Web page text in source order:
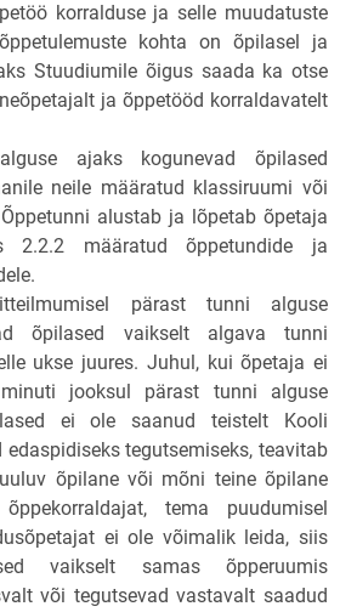
korralduse ja selle muudatuste
kohta on õpilasel ja
Stuudiumile õigus saada ka otse
ja õppetööd korraldavatelt
ajaks kogunevad õpilased
neile määratud klassiruumi või
alustab ja lõpetab õpetaja
2.2.2 määratud õppetundide ja
pärast tunni alguse
õpilased vaikselt algava tunni
ukse juures. Juhul, kui õpetaja ei
jooksul pärast tunni alguse
ei ole saanud teistelt Kooli
tegutsemiseks, teavitab
õpilane või mõni teine õpilane
tema puudumisel
ei ole võimalik leida, siis
vaikselt samas õpperuumis
või tegutsevad vastavalt saadud